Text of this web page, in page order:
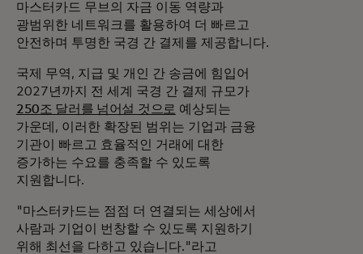
마스터카드 무브의 자금 이동 역량과
광범위한 네트워크를 활용하여 더 빠르고
안전하며 투명한 국경 간 결제를 제공합니다.
국제 무역, 지급 및 개인 간 송금에 힘입어
2027년까지 전 세계 국경 간 결제 규모가
250조 달러를 넘어설 것으로 예상되는
가운데, 이러한 확장된 범위는 기업과 금융
기관이 빠르고 효율적인 거래에 대한
증가하는 수요를 충족할 수 있도록
지원합니다.
"마스터카드는 점점 더 연결되는 세상에서
사람과 기업이 번창할 수 있도록 지원하기
위해 최선을 다하고 있습니다."라고